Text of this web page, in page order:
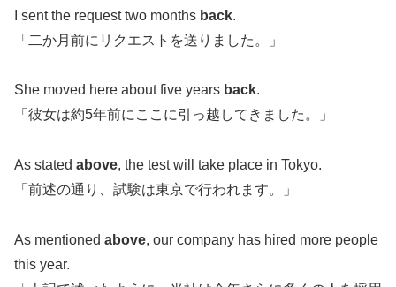
I sent the request two months back.
「二か月前にリクエストを送りました。」
She moved here about five years back.
「彼女は約5年前にここに引っ越してきました。」
As stated above, the test will take place in Tokyo.
「前述の通り、試験は東京で行われます。」
As mentioned above, our company has hired more people
this year.